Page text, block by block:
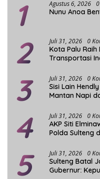
1 Agustus 6, 2026
Nunu Anoa
2 Juli 31, 2026 0
Kota Palu
Transportasi
3 Juli 31, 2026 0
Sisi Lain
Mantan Napi
4 Juli 31, 2026 0
AKP Siti
Polda Sulteng
5 Juli 31, 2026 0
Sulteng Batal
Gubernur: